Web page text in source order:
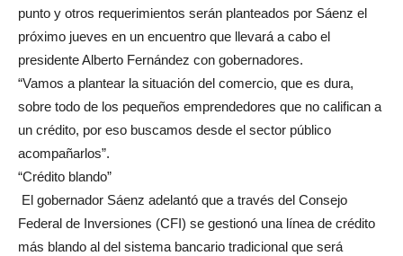
punto y otros requerimientos serán planteados por Sáenz el
próximo jueves en un encuentro que llevará a cabo el
presidente Alberto Fernández con gobernadores.
“Vamos a plantear la situación del comercio, que es dura,
sobre todo de los pequeños emprendedores que no califican a
un crédito, por eso buscamos desde el sector público
acompañarlos”.
“Crédito blando”
El gobernador Sáenz adelantó que a través del Consejo
Federal de Inversiones (CFI) se gestionó una línea de crédito
más blando al del sistema bancario tradicional que será